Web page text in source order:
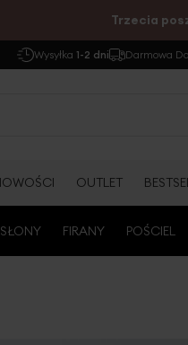
Trzecia
Wysyłka 1-2 dni Darmowa
OUTLET
FIRANY POŚCIEL